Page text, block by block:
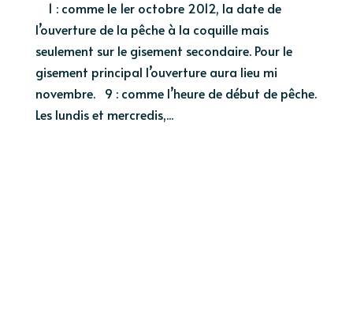
1 : comme le 1er octobre 2012, la date de
l’ouverture de la pêche à la coquille mais
seulement sur le gisement secondaire. Pour le
gisement principal l’ouverture aura lieu mi
novembre. 9 : comme l’heure de début de pêche.
Les lundis et mercredis,...